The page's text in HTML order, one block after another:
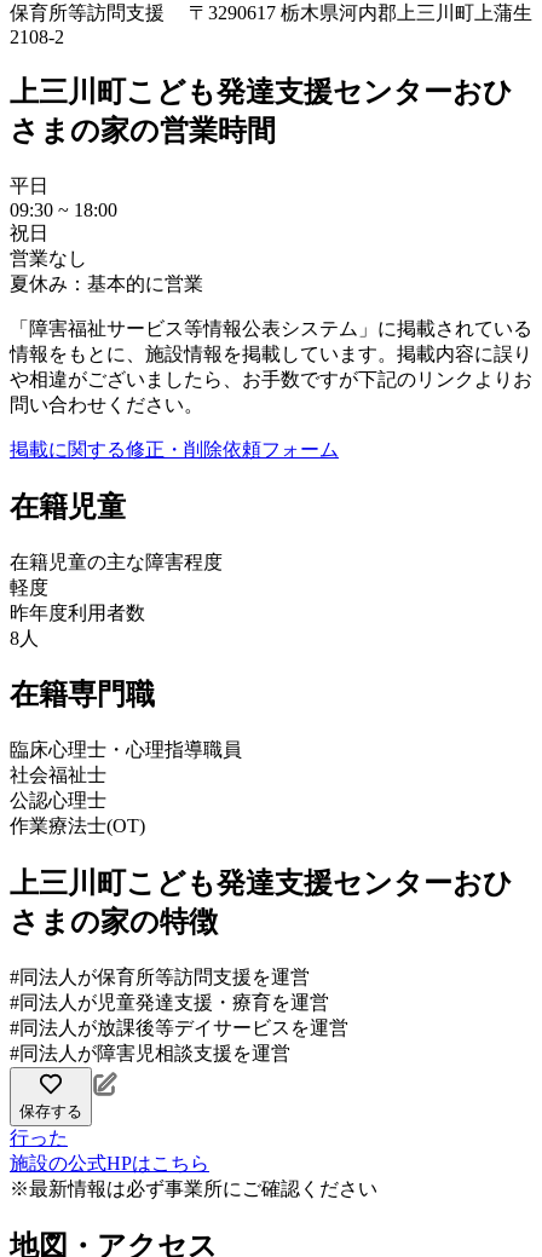
保育所等訪問支援 〒3290617 栃木県河内郡上三川町上蒲生
2108-2
上三川町こども発達支援センターおひ
さまの家の営業時間
平日
09:30 ~ 18:00
祝日
営業なし
夏休み：基本的に営業
「障害福祉サービス等情報公表システム」に掲載されている
情報をもとに、施設情報を掲載しています。掲載内容に誤り
や相違がございましたら、お手数ですが下記のリンクよりお
問い合わせください。
掲載に関する修正・削除依頼フォーム
在籍児童
在籍児童の主な障害程度
軽度
昨年度利用者数
8人
在籍専門職
臨床心理士・心理指導職員
社会福祉士
公認心理士
作業療法士(OT)
上三川町こども発達支援センターおひ
さまの家の特徴
#同法人が保育所等訪問支援を運営
#同法人が児童発達支援・療育を運営
#同法人が放課後等デイサービスを運営
#同法人が障害児相談支援を運営
保存する
行った
施設の公式HPはこちら
※最新情報は必ず事業所にご確認ください
地図・アクセス